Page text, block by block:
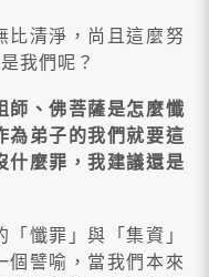
比清淨，尚且這麼努
我們呢？
師、佛菩薩是怎麼懺
為弟子的我們就要這
什麼罪，我建議還是
懺罪」與「集資」
個譬喻，當我們本來